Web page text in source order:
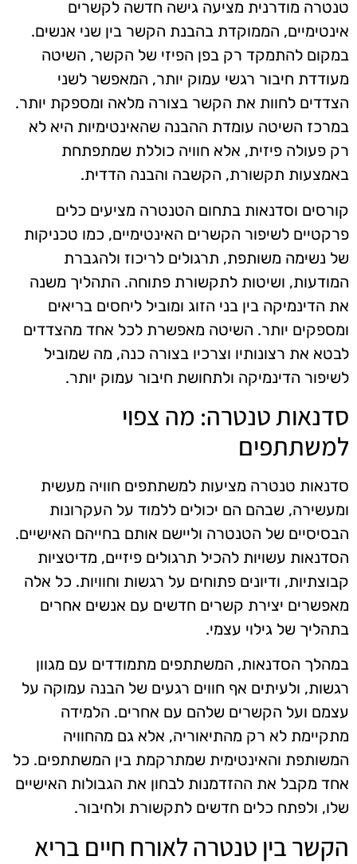
טנטרה מודרנית מציעה גישה חדשה לקשרים
אינטימיים, הממוקדת בהבנת הקשר בין שני אנשים.
במקום להתמקד רק בפן הפיזי של הקשר, השיטה
מעודדת חיבור רגשי עמוק יותר, המאפשר לשני
הצדדים לחוות את הקשר בצורה מלאה ומספקת יותר.
במרכז השיטה עומדת ההבנה שהאינטימיות היא לא
רק פעולה פיזית, אלא חוויה כוללת שמתפתחת
באמצעות תקשורת, הקשבה והבנה הדדית.
קורסים וסדנאות בתחום הטנטרה מציעים כלים
פרקטיים לשיפור הקשרים האינטימיים, כמו טכניקות
של נשימה משותפת, תרגולים לריכוז ולהגברת
המודעות, ושיטות לתקשורת פתוחה. התהליך משנה
את הדינמיקה בין בני הזוג ומוביל ליחסים בריאים
ומספקים יותר. השיטה מאפשרת לכל אחד מהצדדים
לבטא את רצונותיו וצרכיו בצורה כנה, מה שמוביל
לשיפור הדינמיקה ולתחושת חיבור עמוק יותר.
סדנאות טנטרה: מה צפוי
למשתתפים
סדנאות טנטרה מציעות למשתתפים חוויה מעשית
ומעשירה, שבהם הם יכולים ללמוד על העקרונות
הבסיסיים של הטנטרה וליישם אותם בחייהם האישיים.
הסדנאות עשויות להכיל תרגולים פיזיים, מדיטציות
קבוצתיות, ודיונים פתוחים על רגשות וחוויות. כל אלה
מאפשרים יצירת קשרים חדשים עם אנשים אחרים
בתהליך של גילוי עצמי.
במהלך הסדנאות, המשתתפים מתמודדים עם מגוון
רגשות, ולעיתים אף חווים רגעים של הבנה עמוקה על
עצמם ועל הקשרים שלהם עם אחרים. הלמידה
מתקיימת לא רק מהתיאוריה, אלא גם מהחוויה
המשותפת והאינטימית שמתרקמת בין המשתתפים. כל
אחד מקבל את ההזדמנות לבחון את הגבולות האישיים
שלו, ולפתח כלים חדשים לתקשורת ולחיבור.
הקשר בין טנטרה לאורח חיים בריא